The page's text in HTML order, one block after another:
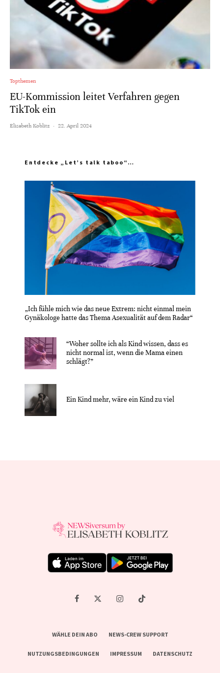
Topthemen
EU-Kommission leitet Verfahren gegen
TikTok ein
Elisabeth Koblitz · 22. April 2024
Entdecke „Let’s talk taboo“…
„Ich fühle mich wie das neue Extrem: nicht einmal mein
Gynäkologe hatte das Thema Asexualität auf dem Radar“
“Woher sollte ich als Kind wissen, dass es
nicht normal ist, wenn die Mama einen
schlägt?”
Ein Kind mehr, wäre ein Kind zu viel
WÄHLE DEIN ABO NEWS-CREW SUPPORT
NUTZUNGSBEDINGUNGEN IMPRESSUM DATENSCHUTZ